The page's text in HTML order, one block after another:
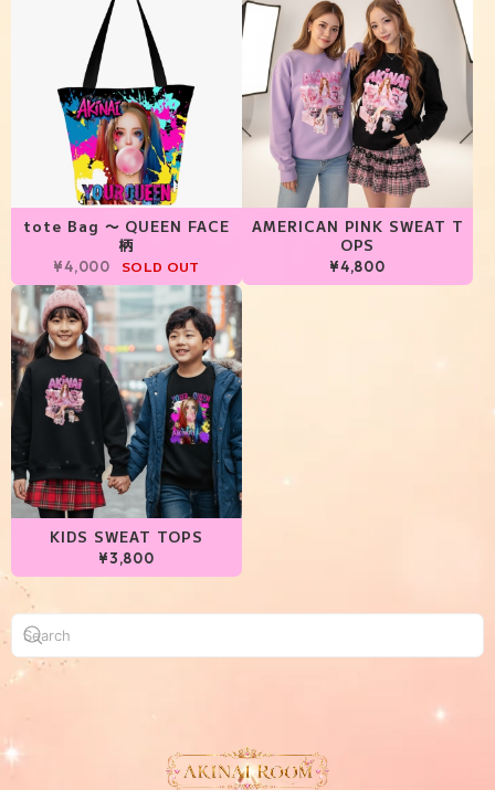
tote Bag 〜 QUEEN FACE
柄
¥4,000 SOLD OUT
AMERICAN PINK SWEAT T
OPS
¥4,800
KIDS SWEAT TOPS
¥3,800